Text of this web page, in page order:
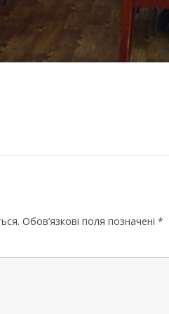
Обов’язкові поля позначені *